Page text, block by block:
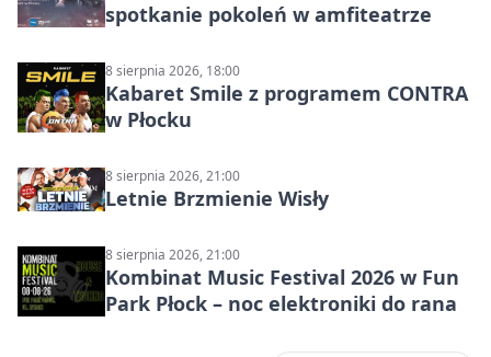
spotkanie pokoleń w amfiteatrze
8 sierpnia 2026, 18:00
Kabaret Smile z programem CONTRA
w Płocku
8 sierpnia 2026, 21:00
Letnie Brzmienie Wisły
8 sierpnia 2026, 21:00
Kombinat Music Festival 2026 w Fun
Park Płock – noc elektroniki do rana